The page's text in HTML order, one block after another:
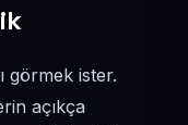
görmek ister.
açıkça